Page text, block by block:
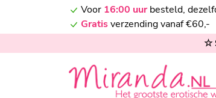
Voor 16:00 uurbesteld,
Gratisverzending vanaf €60,-
☆